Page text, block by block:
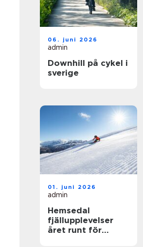
06. juni 2026
admin
Downhill på cykel i
sverige
01. juni 2026
admin
Hemsedal
fjällupplevelser
året runt för